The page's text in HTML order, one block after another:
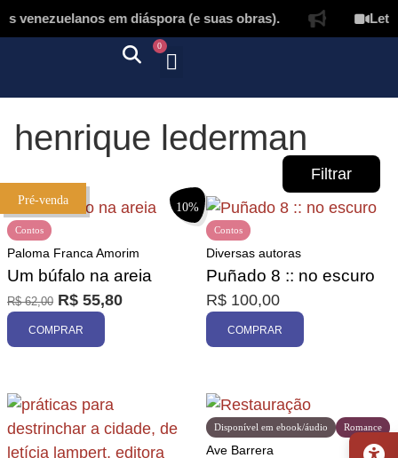
venezuelanos em diáspora (e suas obras).
0
henrique lederman
Filtrar
Promoção
10%
Pré-venda
Contos
Paloma Franca Amorim
Um búfalo na areia
R$62,00 R$ 55,80
COMPRAR
Contos
Diversas autoras
Puñado 8 :: no escuro
R$ 100,00
COMPRAR
Disponível em ebook/áudio Romance
Ave Barrera